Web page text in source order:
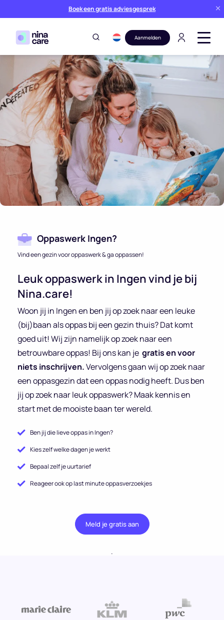
Boek een gratis adviesgesprek
Aanmelden
Oppaswerk Ingen?
Vind een gezin voor oppaswerk & ga oppassen!
Leuk oppaswerk in Ingen vind je bij
Nina.care!
Woon jij in Ingen en ben jij op zoek naar een leuke
(bij)baan als oppas bij een gezin thuis? Dat komt
goed uit! Wij zijn namelijk op zoek naar een
betrouwbare oppas! Bij ons kan je gratis en voor
niets inschrijven.Vervolgens gaan wij op zoek naar
een oppasgezin dat een oppas nodig heeft. Dus ben
jij op zoek naar leuk oppaswerk? Maak kennis en
start met de mooiste baan ter wereld.
Ben jij die lieve oppas in Ingen?
Kies zelf welke dagen je werkt
Bepaal zelf je uurtarief
Reageer ook op last minute oppasverzoekjes
Meld je gratis aan
.